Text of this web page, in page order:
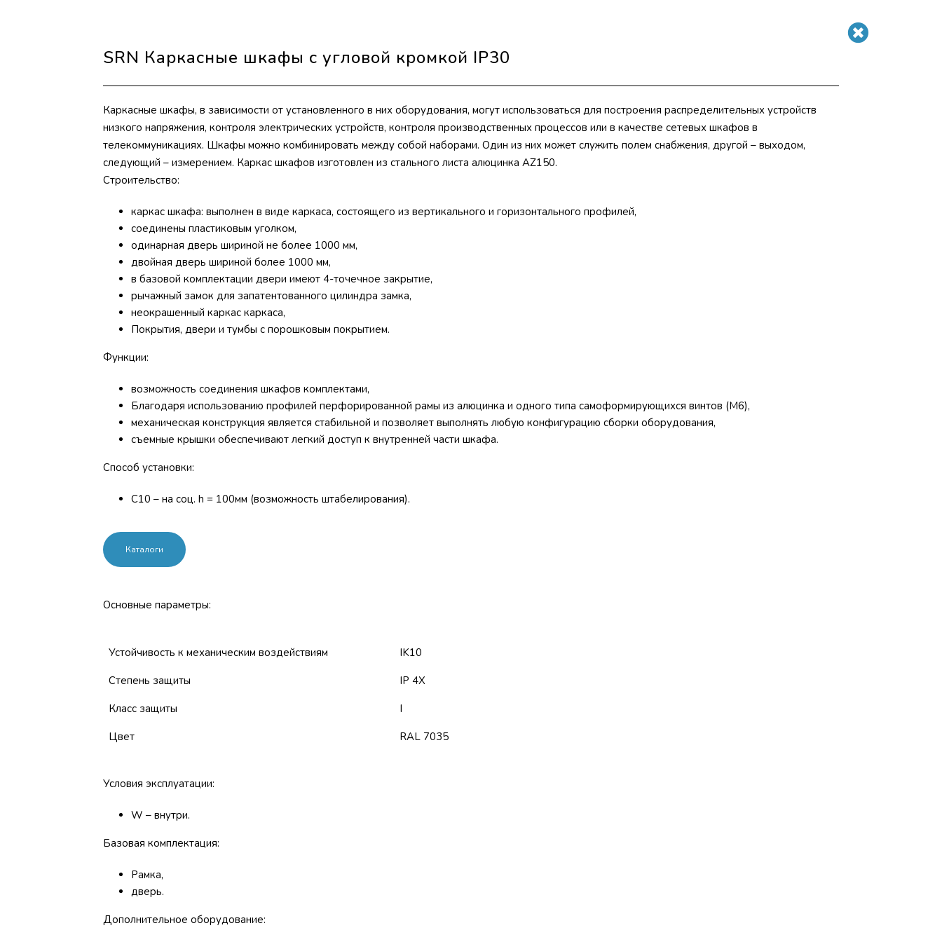
SRN Каркасные шкафы с угловой кромкой IP30
Каркасные шкафы, в зависимости от установленного в них оборудования, могут использоваться для построения распределительных устройств
низкого напряжения, контроля электрических устройств, контроля производственных процессов или в качестве сетевых шкафов в
телекоммуникациях. Шкафы можно комбинировать между собой наборами. Один из них может служить полем снабжения, другой – выходом,
следующий – измерением. Каркас шкафов изготовлен из стального листа алюцинка AZ150.
Строительство:
каркас шкафа: выполнен в виде каркаса, состоящего из вертикального и горизонтального профилей,
соединены пластиковым уголком,
одинарная дверь шириной не более 1000 мм,
двойная дверь шириной более 1000 мм,
в базовой комплектации двери имеют 4-точечное закрытие,
рычажный замок для запатентованного цилиндра замка,
неокрашенный каркас каркаса,
Покрытия, двери и тумбы с порошковым покрытием.
Функции:
возможность соединения шкафов комплектами,
Благодаря использованию профилей перфорированной рамы из алюцинка и одного типа самоформирующихся винтов (M6),
механическая конструкция является стабильной и позволяет выполнять любую конфигурацию сборки оборудования,
съемные крышки обеспечивают легкий доступ к внутренней части шкафа.
Способ установки:
C10 – на соц. h = 100мм (возможность штабелирования).
Каталоги
Основные параметры:
Устойчивость к механическим воздействиям
IK10
Степень защиты
IP 4X
Класс защиты
I
Цвет
RAL 7035
Условия эксплуатации:
W – внутри.
Базовая комплектация:
Рамка,
дверь.
Дополнительное оборудование: